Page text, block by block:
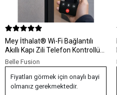
Mey İthalat® Wi-Fi Bağlantılı
Akıllı Kapı Zili Telefon Kontrollü
HD Güvenlik Sistemi
Belle Fusion
Fiyatları görmek için onaylı bayi
olmanız gerekmektedir.